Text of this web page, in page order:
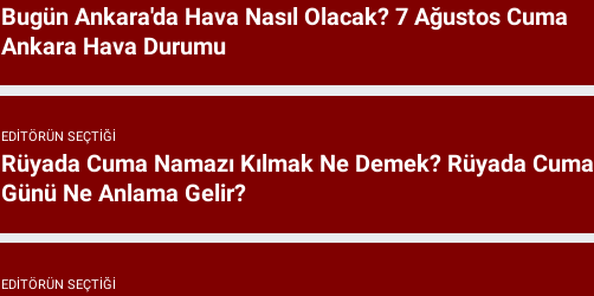
Bugün Ankara'da Hava Nasıl Olacak? 7 Ağustos Cuma
Ankara Hava Durumu
EDITÖRÜN SEÇTIĞI
Rüyada Cuma Namazı Kılmak Ne Demek? Rüyada Cuma
Günü Ne Anlama Gelir?
EDITÖRÜN SEÇTIĞI